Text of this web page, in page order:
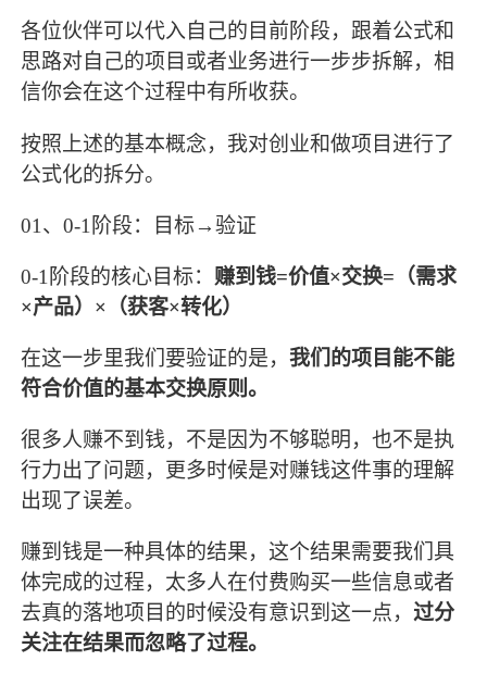
各位伙伴可以代入自己的目前阶段，跟着公式和
思路对自己的项目或者业务进行一步步拆解，相
信你会在这个过程中有所收获。
按照上述的基本概念，我对创业和做项目进行了
公式化的拆分。
01、0-1阶段：目标→验证
0-1阶段的核心目标： 赚到钱=价值×交换=（需求
×产品）×（获客×转化）
在这一步里我们要验证的是，我们的项目能不能
符合价值的基本交换原则。
很多人赚不到钱，不是因为不够聪明，也不是执
行力出了问题，更多时候是对赚钱这件事的理解
出现了误差。
赚到钱是一种具体的结果，这个结果需要我们具
体完成的过程，太多人在付费购买一些信息或者
去真的落地项目的时候没有意识到这一点， 过分
关注在结果而忽略了过程。